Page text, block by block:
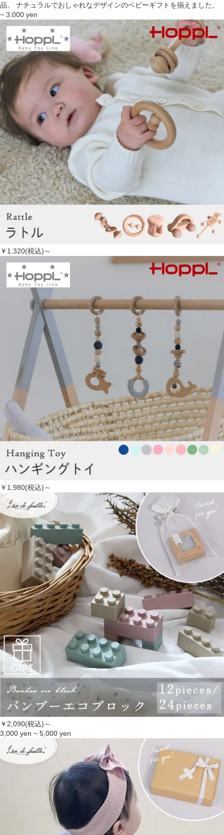
品。
ナチュラルでおしゃれなデザインのベビーギフトを揃えました。
~ 3,000 yen
￥1,320(税込)～
￥1,980(税込)～
￥2,090(税込)～
3,000 yen ~ 5,000 yen